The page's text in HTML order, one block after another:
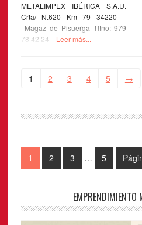
METALIMPEX IBÉRICA S.A.U.
Crta/ N.620 Km 79 34220 –
Magaz de Pisuerga Tlfno: 979
78 42 24
Leer más...
1 2 3 4 5 →
1 2 3 … 5
EMPRENDIMIENTO